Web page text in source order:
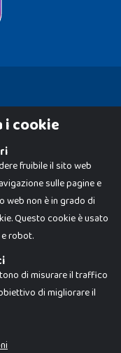
riproduzione o utilizzo non
da quanto esposto in
i cookie
fruibile il sito web
sulle pagine e
web non è in grado di
Questo cookie è usato
robot.
di misurare il traffico
di migliorare il